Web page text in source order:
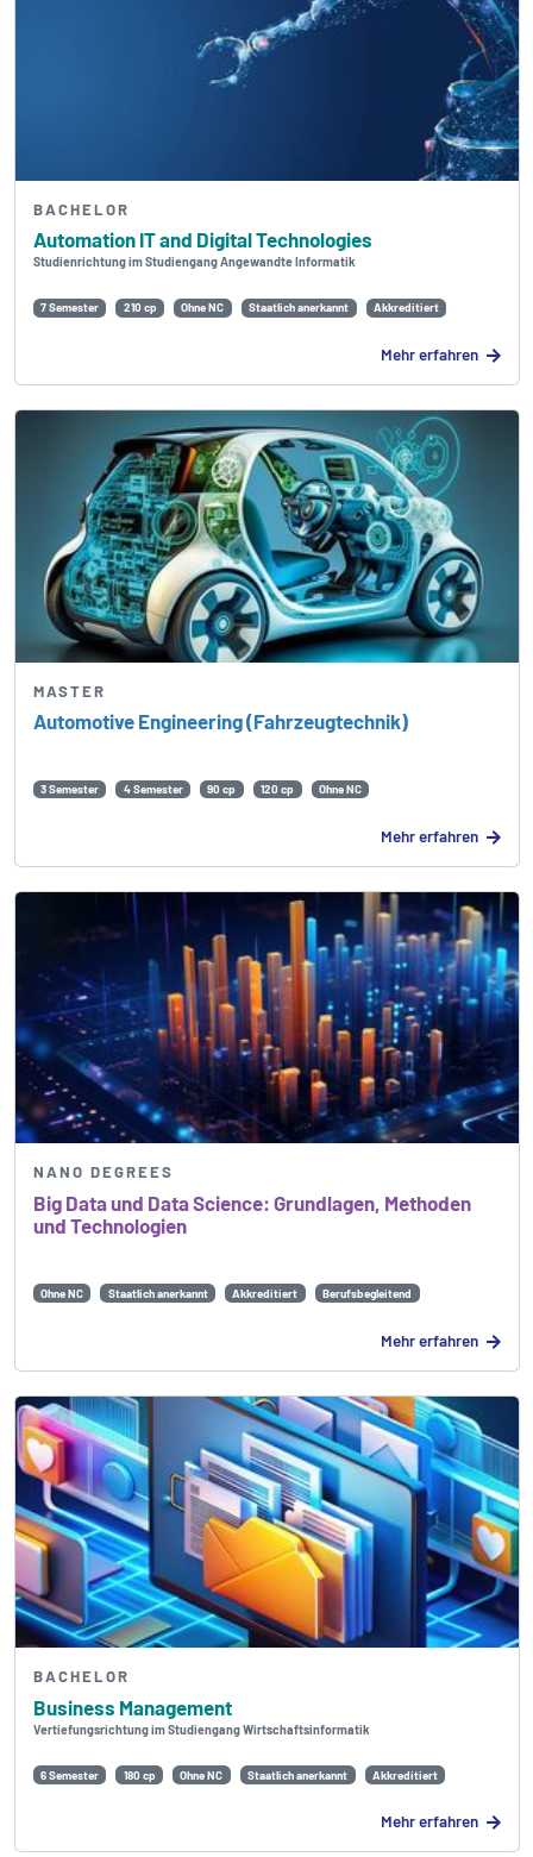
Automation IT and Digital Technologies
Studienrichtung im Studiengang Angewandte Informatik
BACHELOR
7 Semester 210 cp Ohne NC Staatlich anerkannt Akkreditiert
Mehr erfahren
Automotive Engineering (Fahrzeug­technik)
MASTER
3 Semester 4 Semester 90 cp 120 cp Ohne NC
Mehr erfahren
Big Data und Data Science: Grundlagen, Methoden
und Technologien
NANO DEGREES
Ohne NC Staatlich anerkannt Akkreditiert Berufsbegleitend
Mehr erfahren
Business Management
Vertiefungsrichtung im Studiengang Wirtschaftsinformatik
BACHELOR
6 Semester 180 cp Ohne NC Staatlich anerkannt Akkreditiert
Mehr erfahren